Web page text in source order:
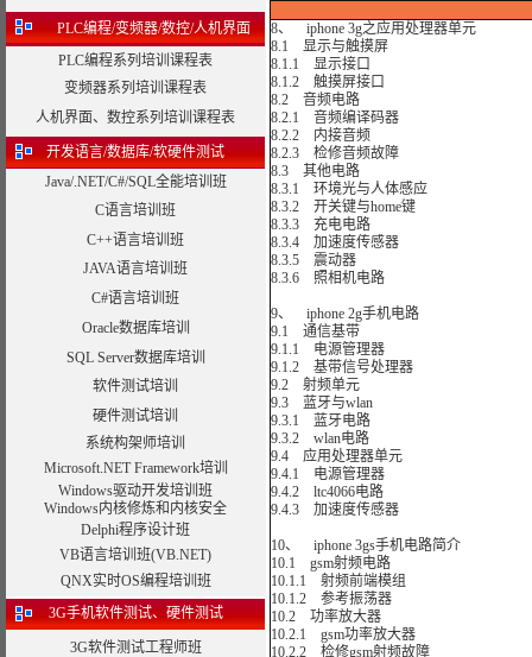
PLC编程/变频器/数控/人机界面
PLC编程系列培训课程表
变频器系列培训课程表
人机界面、数控系列培训课程表
开发语言/数据库/软硬件测试
Java/.NET/C#/SQL全能培训班
C语言培训班
C++语言培训班
JAVA语言培训班
C#语言培训班
Oracle数据库培训
SQL Server数据库培训
软件测试培训
硬件测试培训
系统构架师培训
Microsoft.NET Framework培训
Windows驱动开发培训班
Windows内核修炼和内核安全
Delphi程序设计班
VB语言培训班(VB.NET)
QNX实时OS编程培训班
3G手机软件测试、硬件测试
3G软件测试工程师班
8、 iphone 3g之应用处理器单元
8.1 显示与触摸屏
8.1.1 显示接口
8.1.2 触摸屏接口
8.2 音频电路
8.2.1 音频编译码器
8.2.2 内接音频
8.2.3 检修音频故障
8.3 其他电路
8.3.1 环境光与人体感应
8.3.2 开关键与home键
8.3.3 充电电路
8.3.4 加速度传感器
8.3.5 震动器
8.3.6 照相机电路
9、 iphone 2g手机电路
9.1 通信基带
9.1.1 电源管理器
9.1.2 基带信号处理器
9.2 射频单元
9.3 蓝牙与wlan
9.3.1 蓝牙电路
9.3.2 wlan电路
9.4 应用处理器单元
9.4.1 电源管理器
9.4.2 ltc4066电路
9.4.3 加速度传感器
10、 iphone 3gs手机电路简介
10.1 gsm射频电路
10.1.1 射频前端模组
10.1.2 参考振荡器
10.2 功率放大器
10.2.1 gsm功率放大器
10.2.2 检修gsm射频故障